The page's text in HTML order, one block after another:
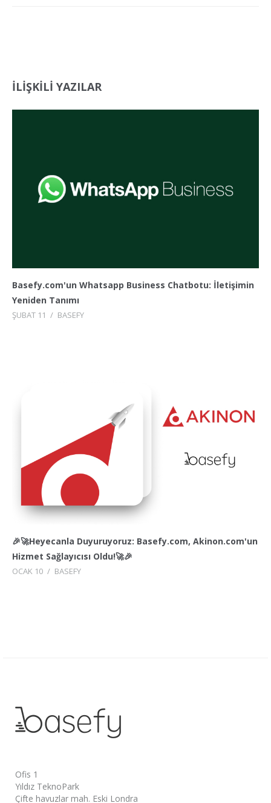
İLİŞKİLİ YAZILAR
Basefy.com'un Whatsapp Business Chatbotu: İletişimin
Yeniden Tanımı
ŞUBAT 11 / BASEFY
🎉🚀Heyecanla Duyuruyoruz: Basefy.com, Akinon.com'un
Hizmet Sağlayıcısı Oldu!🚀🎉
OCAK 10 / BASEFY
Ofis 1
Yıldız TeknoPark
Çifte havuzlar mah. Eski Londra